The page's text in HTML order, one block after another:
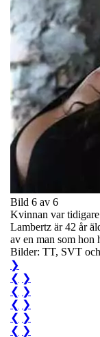
Bild 6 av 6
Kvinnan var
Lambertz är 42 år
av en man som hon
Bilder: TT, SVT
❯
❮ ❯
❮ ❯
❮ ❯
❮ ❯
❮ ❯